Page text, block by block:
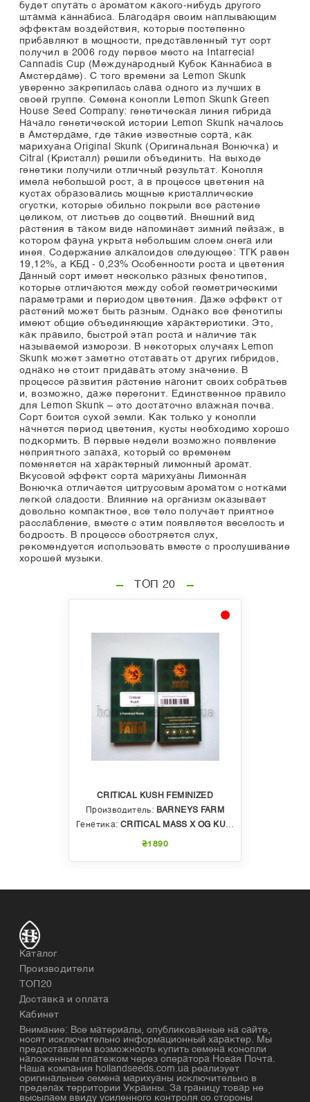
будет спутать с ароматом какого-нибудь другого
штамма каннабиса. Благодаря своим наплывающим
эффектам воздействия, которые постепенно
прибавляют в мощности, представленный тут сорт
получил в 2006 году первое место на Intarrecial
Cannadis Cup (Международный Кубок Каннабиса в
Амстердаме). С того времени за Lemon Skunk
уверенно закрепилась слава одного из лучших в
своей группе. Семена конопли Lemon Skunk Green
House Seed Company: генетическая линия гибрида
Начало генетической истории Lemon Skunk началось
в Амстердаме, где такие известные сорта, как
марихуана Original Skunk (Оригинальная Вонючка) и
Citral (Кристалл) решили объединить. На выходе
генетики получили отличный результат. Конопля
имела небольшой рост, а в процессе цветения на
кустах образовались мощные кристаллические
сгустки, которые обильно покрыли все растение
целиком, от листьев до соцветий. Внешний вид
растения в таком виде напоминает зимний пейзаж, в
котором фауна укрыта небольшим слоем снега или
инея. Содержание алкалоидов следующее: ТГК равен
19,12%, а КБД - 0,23% Особенности роста и цветения
Данный сорт имеет несколько разных фенотипов,
которые отличаются между собой геометрическими
параметрами и периодом цветения. Даже эффект от
растений может быть разным. Однако все фенотипы
имеют общие объединяющие характеристики. Это,
как правило, быстрой этап роста и наличие так
называемой изморози. В некоторых случаях Lemon
Skunk может заметно отставать от других гибридов,
однако не стоит придавать этому значение. В
процессе развития растение нагонит своих собратьев
и, возможно, даже перегонит. Единственное правило
для Lemon Skunk – это достаточно влажная почва.
Сорт боится сухой земли. Как только у конопли
начнется период цветения, кусты необходимо хорошо
подкормить. В первые недели возможно появление
неприятного запаха, который со временем
поменяется на характерный лимонный аромат.
Вкусовой эффект сорта марихуаны Лимонная
Вонючка отличается цитрусовым ароматом с нотками
легкой сладости. Влияние на организм оказывает
довольно компактное, все тело получает приятное
расслабление, вместе с этим появляется веселость и
бодрость. В процессе обостряется слух,
рекомендуется использовать вместе с прослушивание
хорошей музыки.
ТОП 20
CRITICAL KUSH FEMINIZED
Производитель: BARNEYS FARM
Генетика: CRITICAL MASS X OG KUSH
₴1890
Каталог
Производители
ТОП20
Доставка и оплата
Кабинет
Внимание: Все материалы, опубликованные на сайте,
носят исключительно информационный характер. Мы
предоставляем возможность купить семена конопли
наложенным платежом через оператора Новая Почта.
Наша компания hollandseeds.com.ua реализует
оригинальные семена марихуаны исключительно в
пределах территории Украины. За границу товар не
высылаем ввиду усиленного контроля со стороны